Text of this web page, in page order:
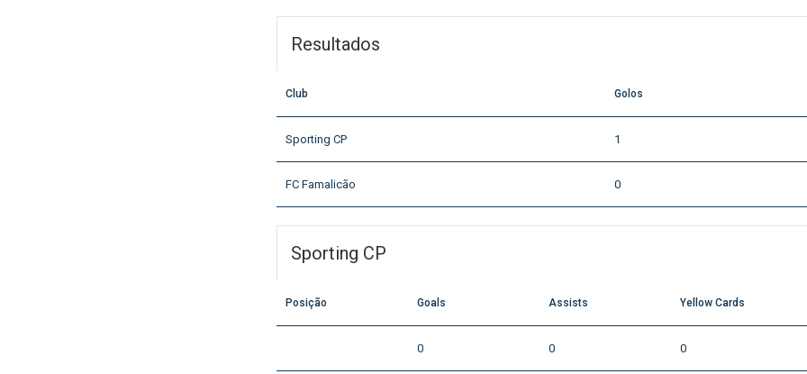
Resultados
Club Golos
Sporting CP 1
FC Famalicão 0
Sporting CP
Posição Goals Assists Yellow Cards
0 0 0